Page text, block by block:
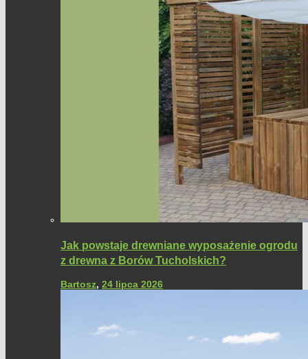
Jak powstaje drewniane wyposażenie ogrodu
z drewna z Borów Tucholskich?
Bartosz, 24 lipca 2026